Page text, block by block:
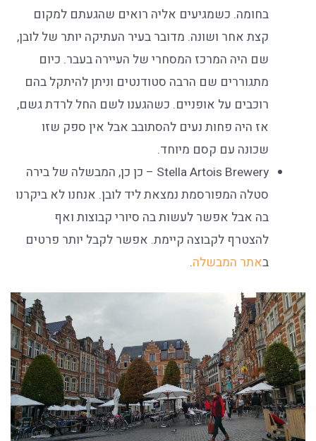
בחומה. כשמגיעים אליה רואים שהגעתם למקום
קצת אחר ושונה. מדובר בעיר העתיקה יותר של לובן,
שם היה המרכז המסחרי של העיירה בעבר. כיום
מתגוררים שם הרבה סטודנטים וניתן להיתקל בהם
רוכבים על אופניים. כשהגענו לשם החל לרדת גשם,
אז היה פחות נעים להסתובב אבל אין ספק שזו
שכונה עם קסם מיוחד.
Stella Artois Brewery – כן כן, המבשלה של בירה
סטלה המפורסמת נמצאת ליד לובן. אנחנו לא ביקרנו
בה אבל אפשר לעשות בה סיורי קבוצות ואף
להצטרף לקבוצה קיימת. אפשר לקבל יותר פרטים
באתר המבשלה.